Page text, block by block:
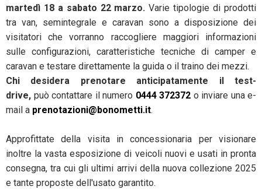
martedì 18 a sabato 22 marzo.Varie tipologie di prodotti
tra van, semintegrale e caravan sono a disposizione dei
visitatori che vorranno raccogliere maggiori informazioni
sulle configurazioni, caratteristiche tecniche di camper e
caravan e testare direttamente la guida o il traino dei mezzi.
Chi desidera prenotare anticipatamente il test-
drive, può contattare il numero 0444 372372 o inviare una e-
mail a prenotazioni@bonometti.it.
Approfittate della visita in concessionaria per visionare
inoltre la vasta esposizione di veicoli nuovi e usati in pronta
consegna, tra cui gli ultimi arrivi della nuova collezione 2025
e tante proposte dell'usato garantito.